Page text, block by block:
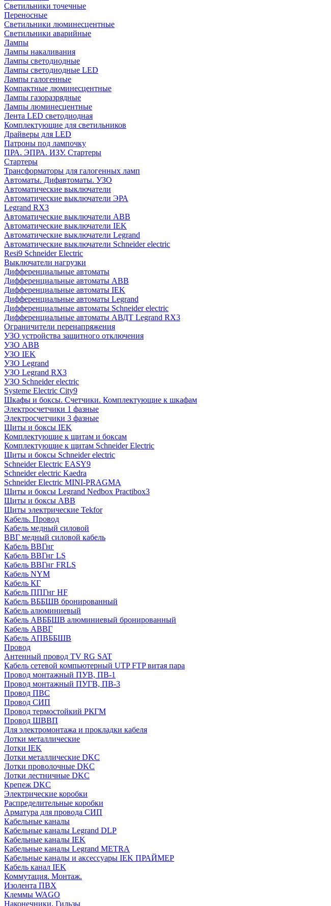
Cветильники точечные
Переносные
Светильники люминесцентные
Светильники аварийные
Лампы
Лампы накаливания
Лампы светодиодные
Лампы светодиодные LED
Лампы галогенные
Компактные люминесцентные
Лампы газоразрядные
Лампы люминесцентные
Лента LED светодиодная
Комплектующие для светильников
Драйверы для LED
Патроны под лампочку
ПРА. ЭПРА. ИЗУ. Стартеры
Стартеры
Трансформаторы для галогенных ламп
Автоматы. Дифавтоматы. УЗО
Автоматические выключатели
Автоматические выключатели ЭРА
Legrand RX3
Автоматические выключатели ABB
Автоматические выключатели IEK
Автоматические выключатели Legrand
Автоматические выключатели Schneider electric
Resi9 Schneider Electric
Выключатели нагрузки
Дифференциальные автоматы
Дифференциальные автоматы ABB
Дифференциальные автоматы IEK
Дифференциальные автоматы Legrand
Дифференциальные автоматы Schneider electric
Дифференциальные автоматы АВДТ Legrand RX3
Ограничители перенапряжения
УЗО устройства защитного отключения
УЗО ABB
УЗО IEK
УЗО Legrand
УЗО Legrand RX3
УЗО Schneider electric
Systeme Electric City9
Шкафы и боксы. Счетчики. Комплектующие к шкафам
Электросчетчики 1 фазные
Электросчетчики 3 фазные
Щиты и боксы IEK
Комплектующие к щитам и боксам
Комплектующие к щитам Schneider Electric
Щиты и боксы Schneider electric
Schneider Electric EASY9
Schneider electric Kaedra
Schneider Electric MINI-PRAGMA
Щиты и боксы Legrand Nedbox Practibox3
Щиты и боксы ABB
Щиты электрические Tekfor
Кабель. Провод
Кабель медный силовой
ВВГ медный силовой кабель
Кабель ВВГнг
Кабель ВВГнг LS
Кабель ВВГнг FRLS
Кабель NYM
Кабель КГ
Кабель ППГнг HF
Кабель ВББШВ бронированный
Кабель алюминиевый
Кабель АВББШВ алюминиевый бронированный
Кабель АВВГ
Кабель АПВББШВ
Провод
Антенный провод TV RG SAT
Кабель сетевой компьютерный UTP FTP витая пара
Провод монтажный ПУВ, ПВ-1
Провод монтажный ПУГВ, ПВ-3
Провод ПВС
Провод СИП
Провод термостойкий РКГМ
Провод ШВВП
Для электромонтажа и прокладки кабеля
Лотки металлические
Лотки IEK
Лотки металлические DKC
Лотки проволочные DKC
Лотки лестничные DKC
Крепеж DKC
Электрические коробки
Распределительные коробки
Арматура для провода СИП
Кабельные каналы
Кабельные каналы Legrand DLP
Кабельные каналы IEK
Кабельные каналы Legrand METRA
Кабельные каналы и аксессуары IEK ПРАЙМЕР
Кабель канал IEK
Коммутация. Монтаж.
Изолента ПВХ
Клеммы WAGO
Наконечники. Гильзы